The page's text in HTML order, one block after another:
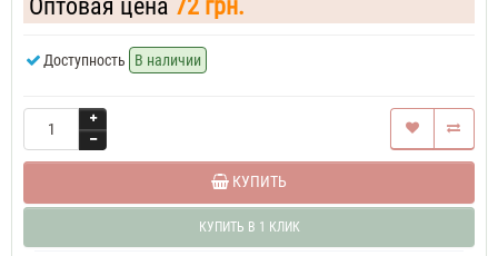
Оптовая цена 72 грн.
Доступность В наличии
КУПИТЬ
КУПИТЬ В 1 КЛИК